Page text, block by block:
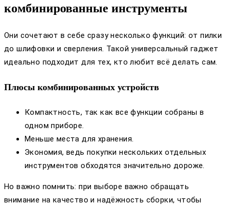
комбинированные инструменты
Они сочетают в себе сразу несколько функций: от пилки
до шлифовки и сверления. Такой универсальный гаджет
идеально подходит для тех, кто любит всё делать сам.
Плюсы комбинированных устройств
Компактность, так как все функции собраны в
одном приборе.
Меньше места для хранения.
Экономия, ведь покупки нескольких отдельных
инструментов обходятся значительно дороже.
Но важно помнить: при выборе важно обращать
внимание на качество и надёжность сборки, чтобы